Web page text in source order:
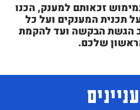
זכאותם למענק, הכנו
תכנית המענקים ועל כל
הגשת הבקשה ועד להקמת
שלכם.